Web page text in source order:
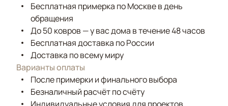
Бесплатная примерка по Москве в день
обращения
До 50 ковров — у вас дома в течение 48 часов
Бесплатная доставка по России
Доставка по всему миру
Варианты оплаты
После примерки и финального выбора
Безналичный расчёт по счёту